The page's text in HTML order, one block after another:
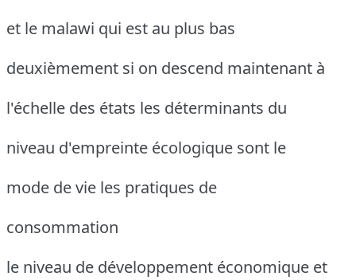
et le malawi qui est au plus bas
deuxièmement si on descend maintenant à
l'échelle des états les déterminants du
niveau d'empreinte écologique sont le
mode de vie les pratiques de
consommation
le niveau de développement économique et